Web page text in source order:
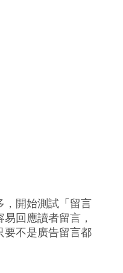
，開始測試「留言
回應讀者留言，
要不是廣告留言都